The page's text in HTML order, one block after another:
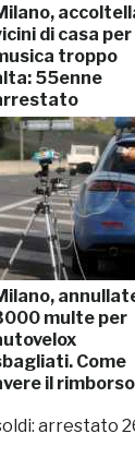
di casa per
troppo
55enne
multe per
Come
il rimborso
arrestato